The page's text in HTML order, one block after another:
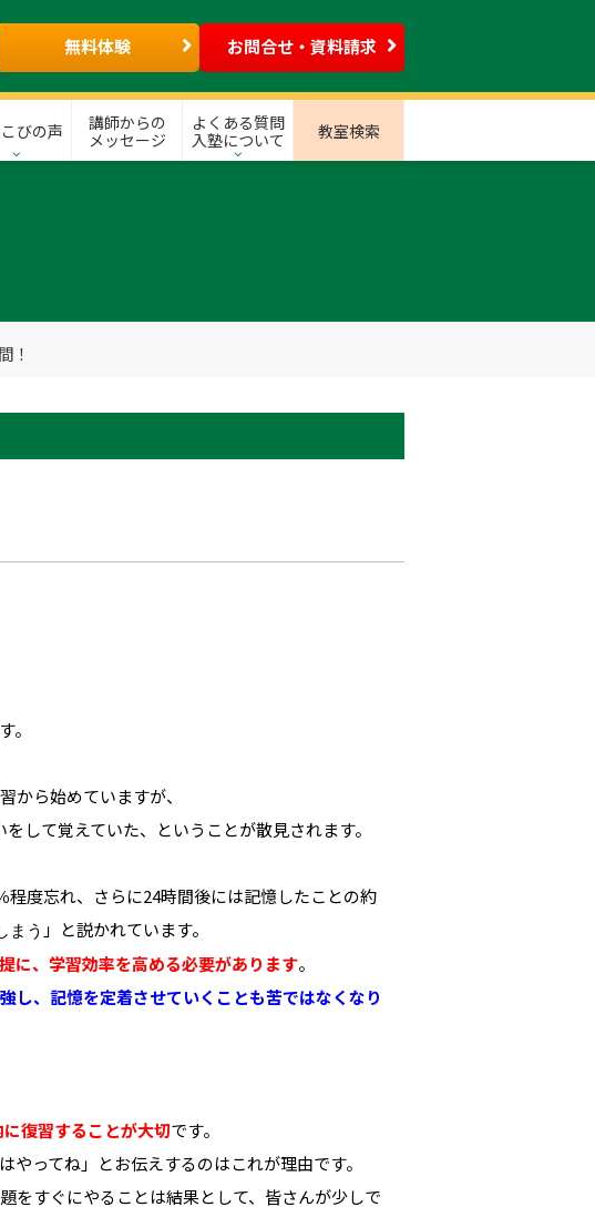
無料体験 お問合せ・資料請求
びの声
講師からの
メッセージ
よくある質問
入塾について
教室検索
！
。
ら始めていますが、
して覚えていた、ということが散見されます。
度忘れ、さらに24時間後には記憶したことの約
まう 」と説かれています。
に、学習効率を高める必要があります。
し、記憶を定着させていくことも苦ではなくなり
復習することが大切です。
ってね」とお伝えするのはこれが理由です。
をすぐにやることは結果として、皆さんが少しで